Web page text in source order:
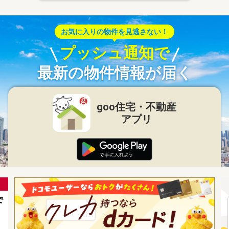
お気に入りの物件を見逃さない！
プッシュ通知で
最新の物件情報が届く
goo住宅・不動産
アプリ